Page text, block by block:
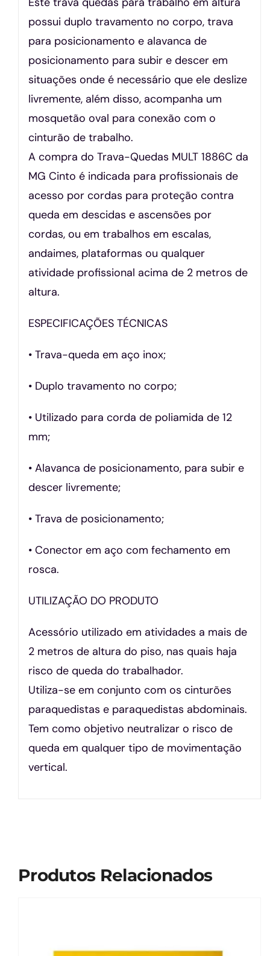
possui duplo travamento no corpo, trava
para posicionamento e alavanca de
posicionamento para subir e descer em
situações onde é necessário que ele deslize
livremente, além disso, acompanha um
mosquetão oval para conexão com o
cinturão de trabalho.
A compra do Trava-Quedas MULT 1886C da
MG Cinto é indicada para profissionais de
acesso por cordas para proteção contra
queda em descidas e ascensões por
cordas, ou em trabalhos em escalas,
andaimes, plataformas ou qualquer
atividade profissional acima de 2 metros de
altura.
ESPECIFICAÇÕES TÉCNICAS
• Trava-queda em aço inox;
• Duplo travamento no corpo;
• Utilizado para corda de poliamida de 12
mm;
• Alavanca de posicionamento, para subir e
descer livremente;
• Trava de posicionamento;
• Conector em aço com fechamento em
rosca.
UTILIZAÇÃO DO PRODUTO
Acessório utilizado em atividades a mais de
2 metros de altura do piso, nas quais haja
risco de queda do trabalhador.
Utiliza-se em conjunto com os cinturões
paraquedistas e paraquedistas abdominais.
Tem como objetivo neutralizar o risco de
queda em qualquer tipo de movimentação
vertical.
Produtos Relacionados